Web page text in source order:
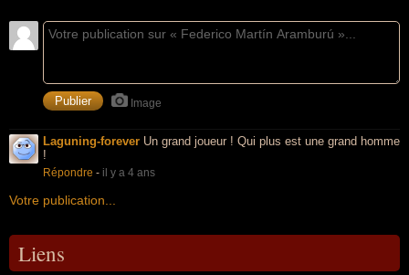
Image
Laguning-forever Un grand joueur ! Qui plus est une grand homme
!
Répondre - il y a 4 ans
Votre publication...
Liens